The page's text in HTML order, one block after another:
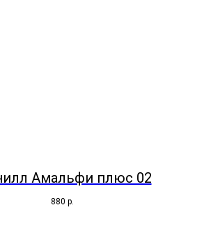
Амальфи плюс 02
880 р.